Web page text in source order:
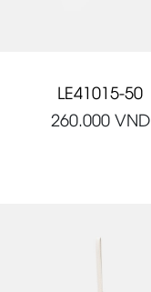
LE41015-50
260.000VND